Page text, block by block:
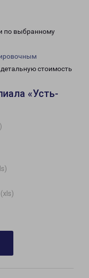
по выбранному
стоимость
«Усть-
(xls)